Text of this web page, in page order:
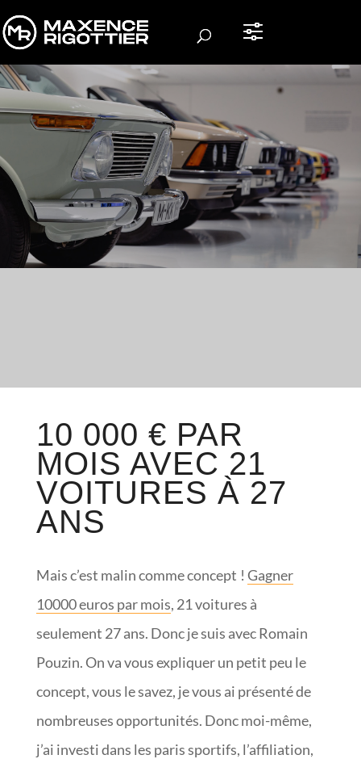
10 000 € PAR
MOIS AVEC 21
VOITURES À 27
ANS
Mais c’est malin comme concept ! Gagner
10000 euros par mois, 21 voitures à
seulement 27 ans. Donc je suis avec Romain
Pouzin. On va vous expliquer un petit peu le
concept, vous le savez, je vous ai présenté de
nombreuses opportunités. Donc moi-même,
j’ai investi dans les paris sportifs, l’affiliation,